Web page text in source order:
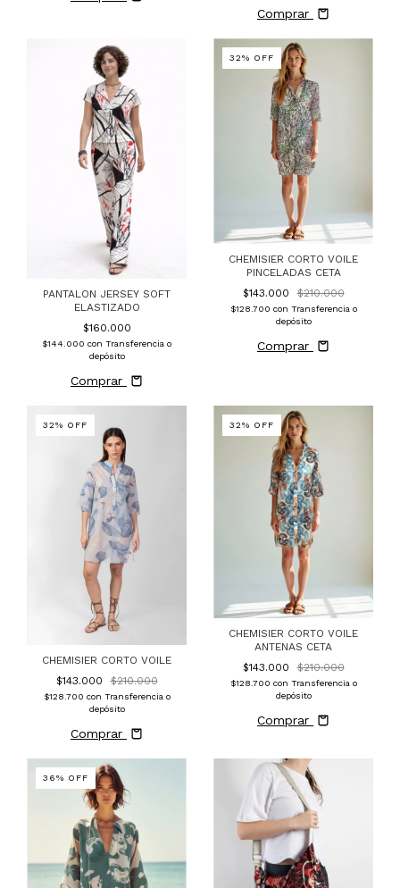
Comprar
PANTALON JERSEY SOFT
ELASTIZADO
$160.000
$144.000 con Transferencia o
depósito
Comprar
32% OFF
CHEMISIER CORTO VOILE
PINCELADAS CETA
$143.000
$210.000
$128.700 con Transferencia o
depósito
Comprar
32% OFF
CHEMISIER CORTO VOILE
$143.000
$210.000
$128.700 con Transferencia o
depósito
Comprar
32% OFF
CHEMISIER CORTO VOILE
ANTENAS CETA
$143.000
$210.000
$128.700 con Transferencia o
depósito
Comprar
36% OFF